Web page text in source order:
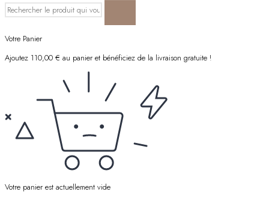
Votre Panier
Ajoutez 110,00 € au panier et bénéficiez de la livraison gratuite !
Votre panier est actuellement vide